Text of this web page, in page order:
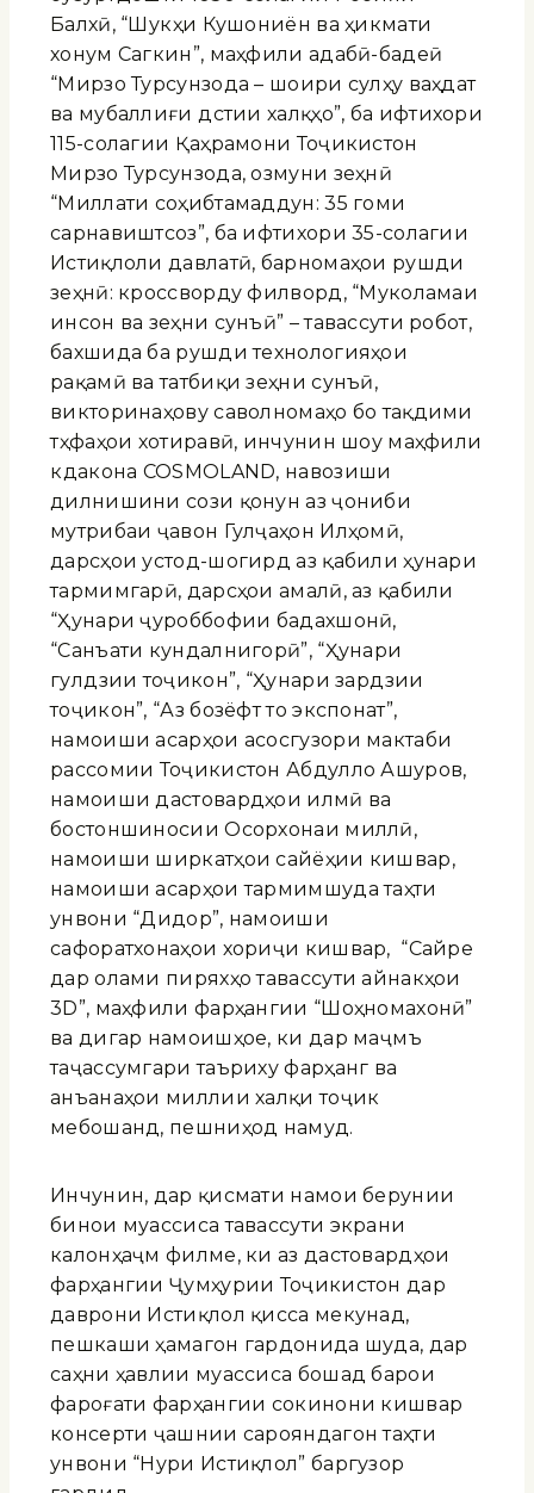
Балхӣ, “Шукӯҳи Кушониён ва ҳикмати
хонум Сагкин”, маҳфили адабӣ-бадеӣ
“Мирзо Турсунзода – шоири сулҳу ваҳдат
ва мубаллиғи дӯстии халқҳо”, ба ифтихори
115-солагии Қаҳрамони Тоҷикистон
Мирзо Турсунзода, озмуни зеҳнӣ
“Миллати соҳибтамаддун: 35 гоми
сарнавиштсоз”, ба ифтихори 35-солагии
Истиқлоли давлатӣ, барномаҳои рушди
зеҳнӣ: кроссворду филворд, “Муколамаи
инсон ва зеҳни сунъӣ” – тавассути робот,
бахшида ба рушди технологияҳои
рақамӣ ва татбиқи зеҳни сунъӣ,
викторинаҳову саволномаҳо бо тақдими
тӯҳфаҳои хотиравӣ, инчунин шоу маҳфили
кӯдакона COSMOLAND, навозиши
дилнишини сози қонун аз ҷониби
мутрибаи ҷавон Гулҷаҳон Илҳомӣ,
дарсҳои устод-шогирд аз қабили ҳунари
тармимгарӣ, дарсҳои амалӣ, аз қабили
“Ҳунари ҷуроббофии бадахшонӣ,
“Санъати кундалнигорӣ”, “Ҳунари
гулдӯзии тоҷикон”, “Ҳунари зардӯзии
тоҷикон”, “Аз бозёфт то экспонат”,
намоиши асарҳои асосгузори мактаби
рассомии Тоҷикистон Абдулло Ашуров,
намоиши дастовардҳои илмӣ ва
бостоншиносии Осорхонаи миллӣ,
намоиши ширкатҳои сайёҳии кишвар,
намоиши асарҳои тармимшуда таҳти
унвони “Дидор”, намоиши
сафоратхонаҳои хориҷи кишвар, “Сайре
дар олами пиряхҳо тавассути айнакҳои
3D”, маҳфили фарҳангии “Шоҳномахонӣ”
ва дигар намоишҳое, ки дар маҷмӯъ
таҷассумгари таъриху фарҳанг ва
анъанаҳои миллии халқи тоҷик
мебошанд, пешниҳод намуд.
Инчунин, дар қисмати намои берунии
бинои муассиса тавассути экрани
калонҳаҷм филме, ки аз дастовардҳои
фарҳангии Ҷумҳурии Тоҷикистон дар
даврони Истиқлол қисса мекунад,
пешкаши ҳамагон гардонида шуда, дар
саҳни ҳавлии муассиса бошад барои
фароғати фарҳангии сокинони кишвар
консерти ҷашнии сарояндагон таҳти
унвони “Нури Истиқлол” баргузор